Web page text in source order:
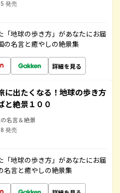
発売
地球の歩き方」があなたにお届
の名言と癒やしの絶景集
詳細を見る
に出たくなる！地球の歩き方
と絶景１００
名言＆絶景
発売
地球の歩き方」があなたにお届
名言と癒やしの絶景集